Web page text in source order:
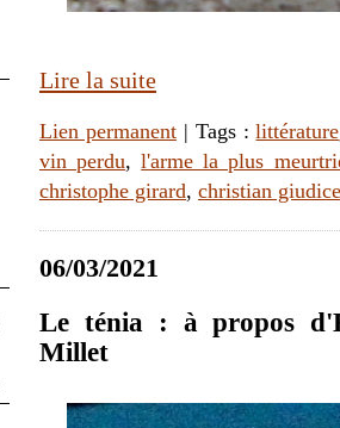
Lire la suite
Lien permanent| Tags :littérature
vin perdu,l'arme la plus
christophe girard, christian
06/03/2021
Le ténia : à propos
Millet